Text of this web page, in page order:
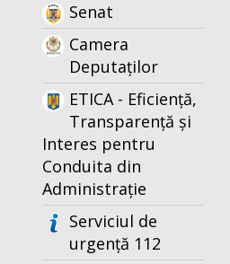
Senat
Camera
Deputaților
ETICA - Eficiență,
Transparență și
Interes pentru
Conduita din
Administrație
Serviciul de
urgență 112